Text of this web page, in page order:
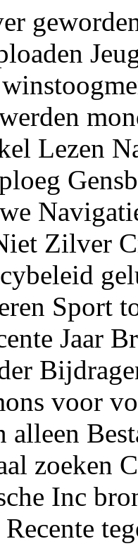
Lezen
Zilver
Sport
Jaar
voor
alleen
zoeken
Inc